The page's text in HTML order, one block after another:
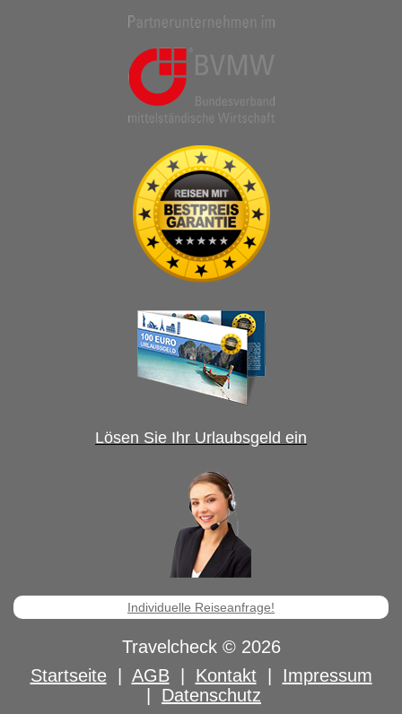
Lösen Sie Ihr Urlaubsgeld ein
Individuelle Reiseanfrage!
Travelcheck © 2026
Startseite| AGB| Kontakt|
Impressum
Datenschutz